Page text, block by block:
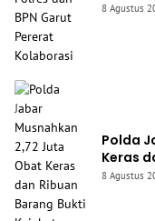
8 Agustus
Polda
Keras
8 Agustus